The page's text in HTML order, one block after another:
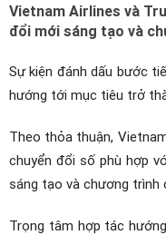
Vietnam Airlines và
đổi mới sáng tạo và
Sự kiện đánh dấu bước
hướng tới mục tiêu trở
Theo thỏa thuận,
chuyển đổi số phù hợp
sáng tạo và chương trình
Trọng tâm hợp tác